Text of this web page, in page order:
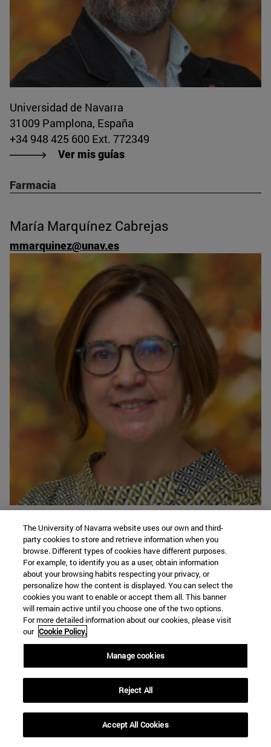
Universidad de Navarra
31009 Pamplona, España
+34 948 425 600 Ext. 772349
Ver mis guías
Farmacia
María Marquínez Cabrejas
mmarquinez@unav.es
Universidad de Navarra
31009 Pamplona, España
+34 948 425 600 Ext. 806262
Ver mis guías
Geografía
Leticia Martín Blasco
lmartinblas@unav.es
The University of Navarra website uses our own and third-
party cookies to store and retrieve information when you
browse. Different types of cookies have different purposes.
For example, to identify you as a user, obtain information
about your browsing habits respecting your privacy, or
personalize how the content is displayed. You can select the
cookies you want to enable or accept them all. This banner
will remain active until you choose one of the two options.
For more detailed information about our cookies, please visit
our Cookie Policy.
Manage cookies
Reject All
Accept All Cookies